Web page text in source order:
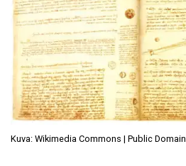
Kuva: Wikimedia Commons | Public Domain